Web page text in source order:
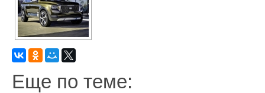
Еще по теме: